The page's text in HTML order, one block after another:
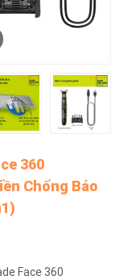
360
Chống Báo
Face 360